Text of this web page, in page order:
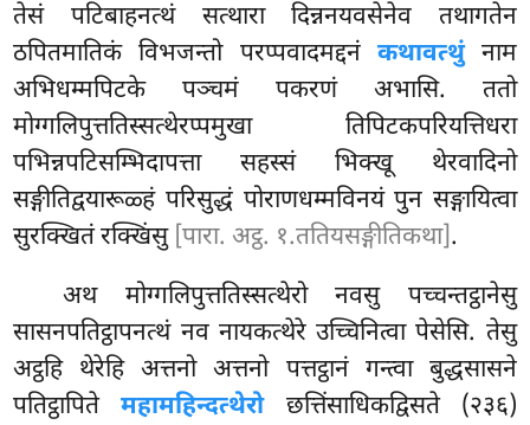
तेसं पटिबाहनत्थं सत्थारा दिन्ननयवसेनेव तथागतेन
ठपितमातिकं विभजन्तो परप्पवादमद्दनं कथावत्थुंनाम
अभिधम्मपिटके पञ्चमं पकरणं अभासि. ततो
मोग्गलिपुत्ततिस्सत्थेरप्पमुखा तिपिटकपरियत्तिधरा
पभिन्नपटिसम्भिदापत्ता सहस्सं भिक्खू थेरवादिनो
सङ्गीतिद्वयारूळ्हं परिसुद्धं पोराणधम्मविनयं पुन सङ्गायित्वा
सुरक्खितं रक्खिंसु [पारा. अट्ठ. १.ततियसङ्गीतिकथा].
अथ मोग्गलिपुत्ततिस्सत्थेरो नवसु पच्चन्तट्ठानेसु
सासनपतिट्ठापनत्थं नव नायकत्थेरे उच्चिनित्वा पेसेसि. तेसु
अट्ठहि थेरेहि अत्तनो अत्तनो पत्तट्ठानं गन्त्वा बुद्धसासने
पतिट्ठापितेमहामहिन्दत्थेरोछत्तिंसाधिकद्विसते (२३६)